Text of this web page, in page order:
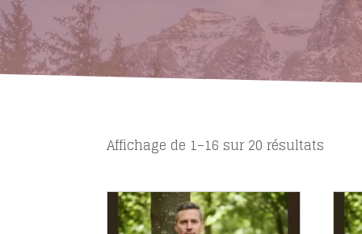
Affichage de 1–16 sur 20 résultats